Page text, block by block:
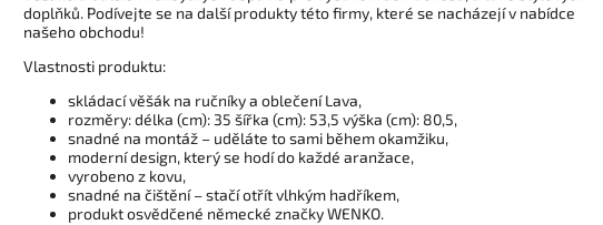
doplňků. Podívejte se na další produkty této firmy, které se nacházejí v nabídce
našeho obchodu!
Vlastnosti produktu:
skládací věšák na ručníky a oblečení Lava,
rozměry: délka (cm): 35 šířka (cm): 53,5 výška (cm): 80,5,
snadné na montáž – uděláte to sami během okamžiku,
moderní design, který se hodí do každé aranžace,
vyrobeno z kovu,
snadné na čištění – stačí otřít vlhkým hadříkem,
produkt osvědčené německé značky WENKO.